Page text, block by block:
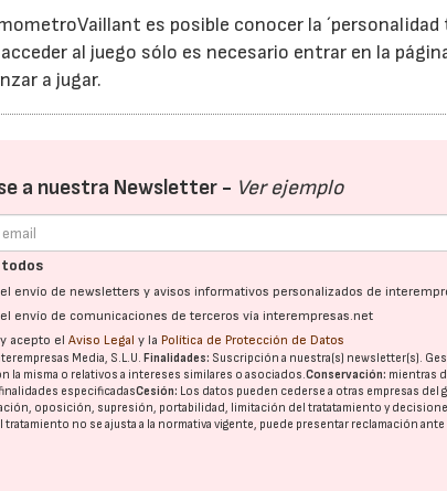
es posible conocer la
al juego sólo es necesario entrar en la
a jugar.
a nuestra Newsletter - Ver ejemplo
envío de newsletters y avisos informativos personalizados de
envío de comunicaciones de terceros vía interempresas.net
acepto elAviso Legal y la Política de Protección de Datos
Media, S.L.U. Finalidades: Suscripción a nuestra(s) newsletter(s).
la misma o relativos a intereses similares o asociados.Conservación: mientras
finalidades especificadasCesión: Los datos pueden cederse a otras empresas del
oposición, supresión, portabilidad, limitación del tratatamiento y
tratamiento no se ajusta a la normativa vigente, puede presentar reclamación